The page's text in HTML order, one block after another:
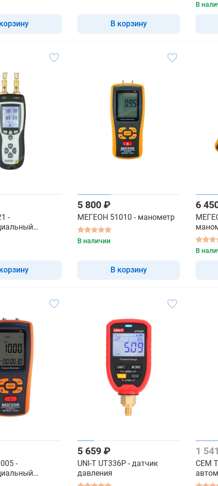
В корзину
В
-
5 800 ₽
МЕГЕОН 51010 - манометр
В наличии
В корзину
6
В
-
5 659 ₽
UNI-T UT336P - датчик
давления
1
CEM